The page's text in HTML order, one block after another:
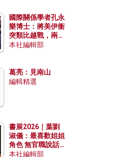
國際關係學者孔永
樂博士：將美伊衝
突類比越戰，兩者
有何異同？中國崛
本社編輯部
葛亮：見南山
編輯精選
書展2026｜葉劉
淑儀：最喜歡姐姐
角色 無官職說話
包袱少
本社編輯部